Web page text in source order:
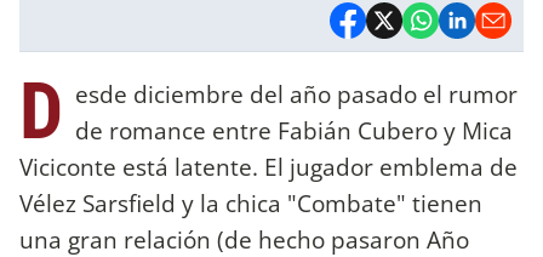
D esde diciembre del año pasado el rumor
de romance entre Fabián Cubero y Mica
Viciconte está latente. El jugador emblema de
Vélez Sarsfield y la chica "Combate" tienen
una gran relación (de hecho pasaron Año